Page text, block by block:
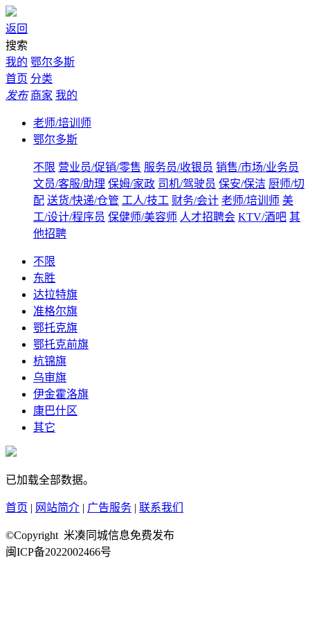
返回
搜索
我的 鄂尔多斯
首页 分类
发布 商家 我的
老师/培训师
鄂尔多斯
不限 营业员/促销/零售 服务员/收银员 销售/市场/业务员
文员/客服/助理 保姆/家政 司机/驾驶员 保安/保洁 厨师/切
配 送货/快递/仓管 工人/技工 财务/会计 老师/培训师 美
工/设计/程序员 保健师/美容师 人才招聘会 KTV/酒吧 其
他招聘
不限
东胜
达拉特旗
准格尔旗
鄂托克旗
鄂托克前旗
杭锦旗
乌审旗
伊金霍洛旗
康巴什区
其它
已加载全部数据。
首页 | 网站简介 | 广告服务 | 联系我们
©Copyright 米凑同城信息免费发布
闽ICP备2022002466号